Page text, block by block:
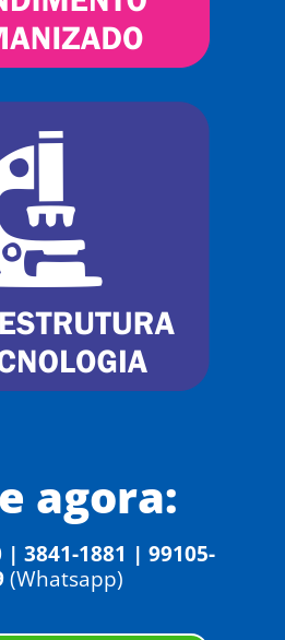
agora:
| 3841-1881 | 99105-
(Whatsapp)